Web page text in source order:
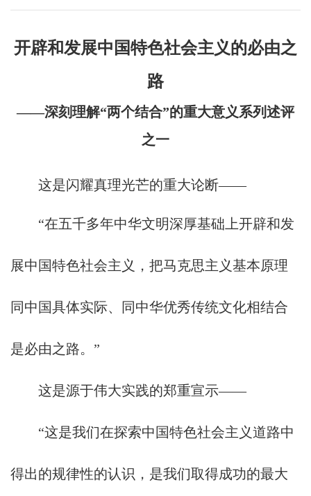
企
态
开辟和发展中国特色社会主义的必由之
路
——深刻理解“两个结合”的重大意义系列述评
之一
这是闪耀真理光芒的重大论断——
“在五千多年中华文明深厚基础上开辟和发
展中国特色社会主义，把马克思主义基本原理
同中国具体实际、同中华优秀传统文化相结合
是必由之路。”
这是源于伟大实践的郑重宣示——
“这是我们在探索中国特色社会主义道路中
得出的规律性的认识，是我们取得成功的最大